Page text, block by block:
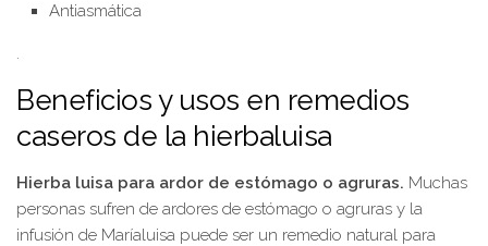
Antiasmática
.
Beneficios y usos en remedios
caseros de la hierbaluisa
Hierba luisa para ardor de estómago o agruras. Muchas
personas sufren de ardores de estómago o agruras y la
infusión de Maríaluisa puede ser un remedio natural para